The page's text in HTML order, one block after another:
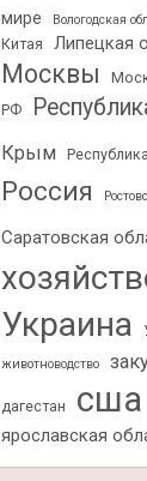
мире
Вологодская
Китая Липецкая
Москвы
РФ
Крым
Россия
Саратовская
Украина
животноводство
дагестан сша
ярославская